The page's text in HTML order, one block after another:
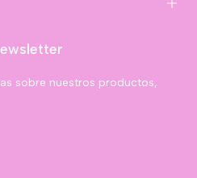
sobre nuestros productos,